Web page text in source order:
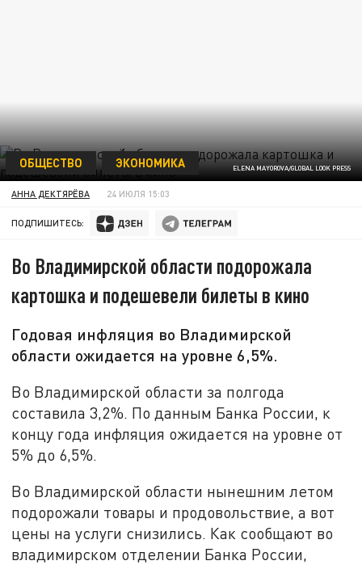
ELENA MAYOROVA/GLOBAL LOOK PRESS
ОБЩЕСТВО ЭКОНОМИКА
АННА ДЕКТЯРЁВА 24 ИЮЛЯ 15:03
ПОДПИШИТЕСЬ:
Во Владимирской области подорожала
картошка и подешевели билеты в кино
Годовая инфляция во Владимирской
области ожидается на уровне 6,5%.
Во Владимирской области за полгода
составила 3,2%. По данным Банка России, к
концу года инфляция ожидается на уровне от
5% до 6,5%.
Во Владимирской области нынешним летом
подорожали товары и продовольствие, а вот
цены на услуги снизились. Как сообщают во
владимирском отделении Банка России,